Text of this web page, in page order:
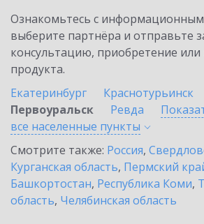
Ознакомьтесь с
выберите партнёра и отправьте
консультацию, приобретение
продукта.
Екатеринбург
Краснотурьинск
Первоуральск
Ревда
все населенные пункты
Смотрите также: Россия,
Курганская область, Пермский
Башкортостан, Республика Коми,
область, Челябинская область